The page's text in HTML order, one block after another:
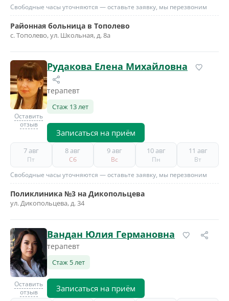
Свободные часы уточняются — оставьте заявку, мы перезвоним
Районная больница в Тополево
с. Тополево, ул. Школьная, д. 8а
Оставить
отзыв
Рудакова Елена Михайловна
терапевт
Стаж 13 лет
Записаться на приём
7 авг
Пт
8 авг
Сб
9 авг
Вс
10 авг
Пн
11 авг
Вт
Свободные часы уточняются — оставьте заявку, мы перезвоним
Поликлиника №3 на Дикопольцева
ул. Дикопольцева, д. 34
Оставить
отзыв
Вандан Юлия Германовна
терапевт
Стаж 5 лет
Записаться на приём